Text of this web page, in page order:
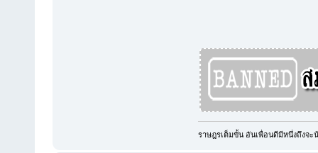
ราษฎรเต็มขั้น อันเพื่อนดีมีหนึ่งถึงจะ